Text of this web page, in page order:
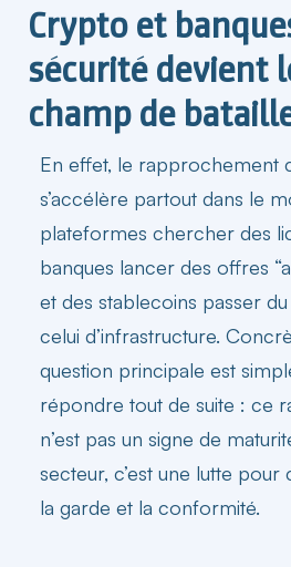
Crypto et
sécurité devient
champ de
En effet, le rapprochement
s’accélère partout dans le
plateformes chercher des
banques lancer des offres
et des stablecoins passer du
celui d’infrastructure.
question principale est
répondre tout de suite : ce
n’est pas un signe de
secteur, c’est une lutte pour
la garde et la conformité.